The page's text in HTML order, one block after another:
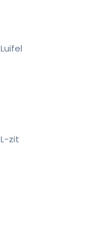
Luifel
L-zit